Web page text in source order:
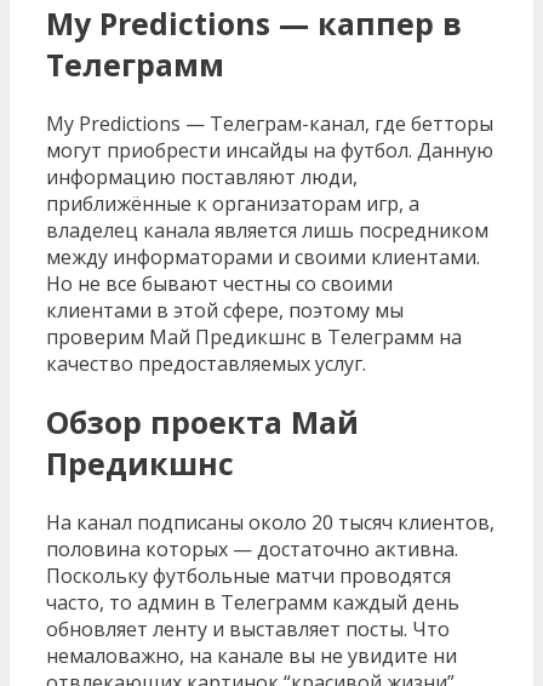
My Predictions — каппер в
Телеграмм
My Predictions — Телеграм-канал, где бетторы
могут приобрести инсайды на футбол. Данную
информацию поставляют люди,
приближённые к организаторам игр, а
владелец канала является лишь посредником
между информаторами и своими клиентами.
Но не все бывают честны со своими
клиентами в этой сфере, поэтому мы
проверим Май Предикшнс в Телеграмм на
качество предоставляемых услуг.
Обзор проекта Май
Предикшнс
На канал подписаны около 20 тысяч клиентов,
половина которых — достаточно активна.
Поскольку футбольные матчи проводятся
часто, то админ в Телеграмм каждый день
обновляет ленту и выставляет посты. Что
немаловажно, на канале вы не увидите ни